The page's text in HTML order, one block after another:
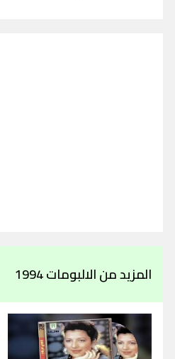
المزيد من الالبومات 1994